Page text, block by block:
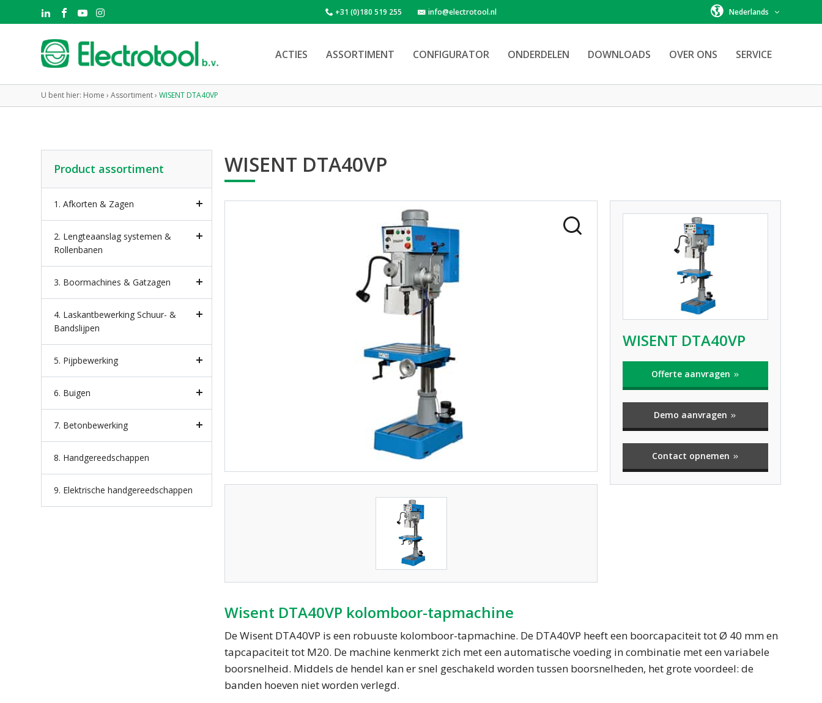
+31 (0)180 519 255 info@electrotool.nl Nederlands
ACTIES ASSORTIMENT CONFIGURATOR ONDERDELEN DOWNLOADS OVER ONS SERVICE
U bent hier: Home › Assortiment› WISENT DTA40VP
WISENT DTA40VP
WISENT DTA40VP
Offerte aanvragen
Demo aanvragen
Contact opnemen
Wisent DTA40VP kolomboor-tapmachine
De Wisent DTA40VP is een robuuste kolomboor-tapmachine. De DTA40VP heeft een boorcapaciteit tot Ø 40 mm en
tapcapaciteit tot M20. De machine kenmerkt zich met een automatische voeding in combinatie met een variabele
boorsnelheid. Middels de hendel kan er snel geschakeld worden tussen boorsnelheden, het grote voordeel: de
banden hoeven niet worden verlegd.
Product assortiment
1. Afkorten & Zagen
2. Lengteaanslag systemen &
Rollenbanen
3. Boormachines & Gatzagen
4. Laskantbewerking Schuur- &
Bandslijpen
5. Pijpbewerking
6. Buigen
7. Betonbewerking
8. Handgereedschappen
9. Elektrische handgereedschappen